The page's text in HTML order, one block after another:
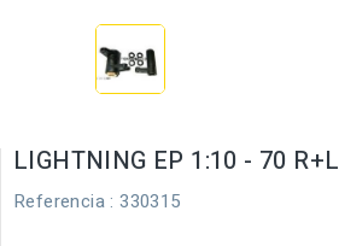
LIGHTNING EP 1:10 - 70 R+L
Referencia : 330315